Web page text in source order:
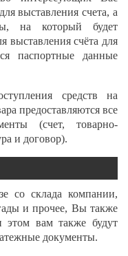
выставления счета, а
на который будет
выставления счёта для
паспортные данные
средств на
предоставляются все
(счет, товарно-
и договор).
со склада компании,
и прочее, Вы также
вам также будут
документы.